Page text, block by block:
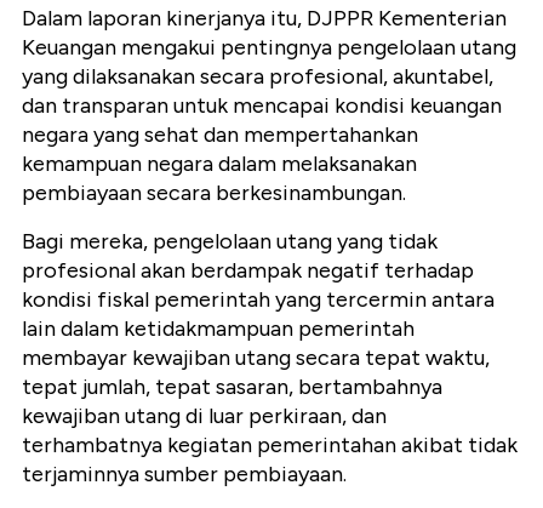
Dalam laporan kinerjanya itu, DJPPR Kementerian
Keuangan mengakui pentingnya pengelolaan utang
yang dilaksanakan secara profesional, akuntabel,
dan transparan untuk mencapai kondisi keuangan
negara yang sehat dan mempertahankan
kemampuan negara dalam melaksanakan
pembiayaan secara berkesinambungan.
Bagi mereka, pengelolaan utang yang tidak
profesional akan berdampak negatif terhadap
kondisi fiskal pemerintah yang tercermin antara
lain dalam ketidakmampuan pemerintah
membayar kewajiban utang secara tepat waktu,
tepat jumlah, tepat sasaran, bertambahnya
kewajiban utang di luar perkiraan, dan
terhambatnya kegiatan pemerintahan akibat tidak
terjaminnya sumber pembiayaan.